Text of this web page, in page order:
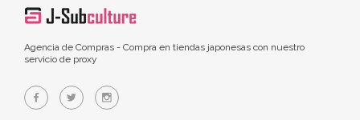
Agencia de Compras - Compra en tiendas japonesas con nuestro
servicio de proxy